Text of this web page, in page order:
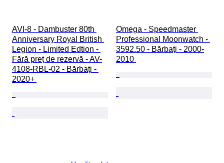
AVI-8 - Dambuster 80th
Anniversary Royal British
Legion - Limited Edtion -
Fără preț de rezervă - AV-
4108-RBL-02 - Bărbați -
2020+
Omega - Speedmaster
Professional Moonwatch -
3592.50 - Bărbați - 2000-
2010